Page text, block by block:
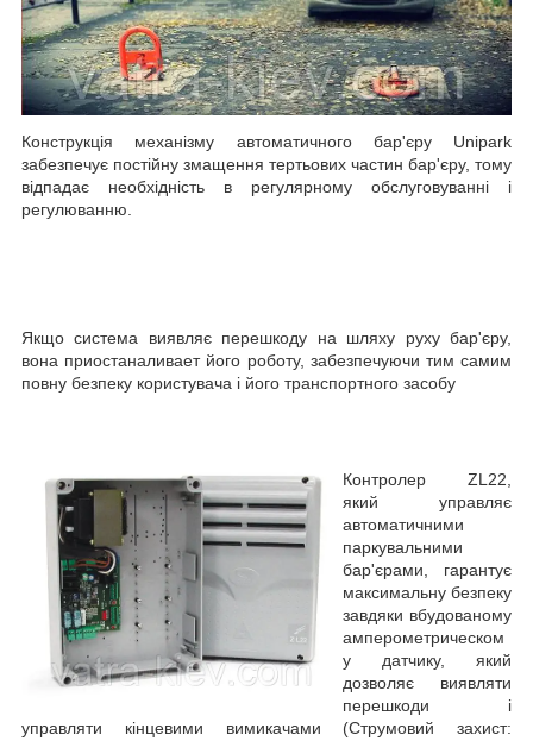
Конструкція механізму автоматичного бар'єру Unipark
забезпечує постійну змащення тертьових частин бар'єру, тому
відпадає необхідність в регулярному обслуговуванні і
регулюванню.
Якщо система виявляє перешкоду на шляху руху бар'єру,
вона приостаналивает його роботу, забезпечуючи тим самим
повну безпеку користувача і його транспортного засобу
Контролер ZL22
який управляє
автоматичними
паркувальними
бар'єрами, гарантує
максимальну безпеку
завдяки вбудованому
амперометрическом
у датчику, який
дозволяє виявляти
перешкоди і
управляти кінцевими вимикачами (Струмовий захист: